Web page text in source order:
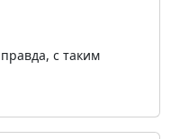
с таким